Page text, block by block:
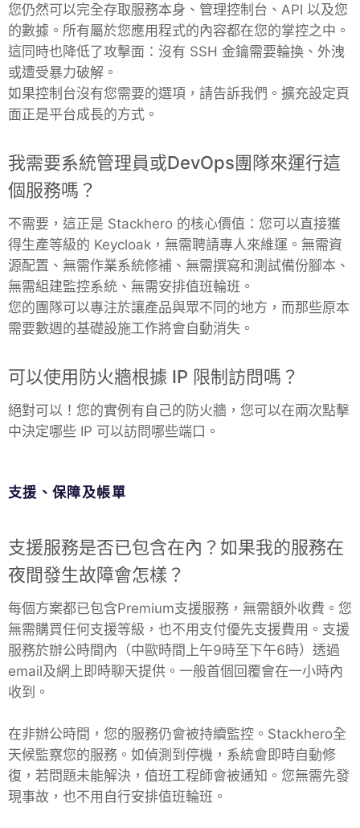
Mercure-Hub
MinIO
MySQL
Nextcloud
NocoDB
PHP
Postfix
PostgreSQL
Prometheus
RabbitMQ
Redis®*
您仍然可以完全存取服務本身、管理控制台、API 以及您
的數據。所有屬於您應用程式的內容都在您的掌控之中。
這同時也降低了攻擊面：沒有 SSH 金鑰需要輪換、外洩
或遭受暴力破解。
如果控制台沒有您需要的選項，請告訴我們。擴充設定頁
面正是平台成長的方式。
我需要系統管理員或DevOps團隊來運行這
個服務嗎？
不需要，這正是 Stackhero 的核心價值：您可以直接獲
得生產等級的 Keycloak，無需聘請專人來維運。無需資
源配置、無需作業系統修補、無需撰寫和測試備份腳本、
無需組建監控系統、無需安排值班輪班。
您的團隊可以專注於讓產品與眾不同的地方，而那些原本
需要數週的基礎設施工作將會自動消失。
可以使用防火牆根據 IP 限制訪問嗎？
絕對可以！您的實例有自己的防火牆，您可以在兩次點擊
中決定哪些 IP 可以訪問哪些端口。
支援、保障及帳單
支援服務是否已包含在內？如果我的服務在
夜間發生故障會怎樣？
每個方案都已包含Premium支援服務，無需額外收費。您
無需購買任何支援等級，也不用支付優先支援費用。支援
服務於辦公時間內（中歐時間上午9時至下午6時）透過
email及網上即時聊天提供。一般首個回覆會在一小時內
收到。
在非辦公時間，您的服務仍會被持續監控。Stackhero全
天候監察您的服務。如偵測到停機，系統會即時自動修
復，若問題未能解決，值班工程師會被通知。您無需先發
現事故，也不用自行安排值班輪班。